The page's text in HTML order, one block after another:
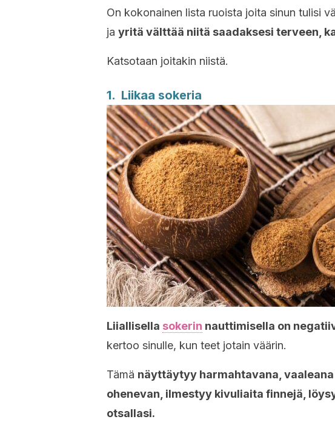
On kokonainen lista ruoista joita sinun tulisi
ja yritä välttää niitä saadaksesi terveen,
Katsotaan joitakin niistä.
1. Liikaa sokeria
Liiallisella sokerin nauttimisella on
kertoo sinulle, kun teet jotain väärin.
Tämä näyttäytyy harmahtavana,
ohenevan, ilmestyy kivuliaita finnejä,
otsallasi.